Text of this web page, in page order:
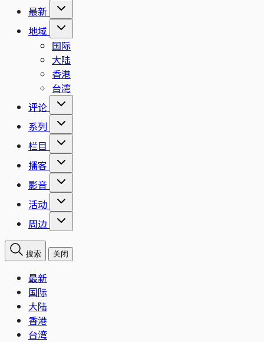
最新
地域
国际
大陆
香港
台湾
评论
系列
栏目
播客
影音
活动
周边
搜索 关闭
最新
国际
大陆
香港
台湾